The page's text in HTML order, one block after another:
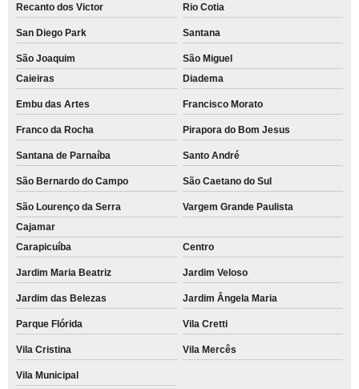
Recanto dos Victor Rio Cotia
San Diego Park Santana
São Joaquim
São Miguel
Caieiras
Diadema
Embu das Artes Francisco Morato
Franco da Rocha Pirapora do Bom Jesus
Santana de Parnaíba Santo André
São Bernardo do Campo São Caetano do Sul
São Lourenço da Serra
Vargem Grande Paulista
Cajamar
Carapicuíba
Centro
Jardim Maria Beatriz Jardim Veloso
Jardim das Belezas Jardim Ângela Maria
Parque Flórida Vila Cretti
Vila Cristina Vila Mercês
Vila Municipal